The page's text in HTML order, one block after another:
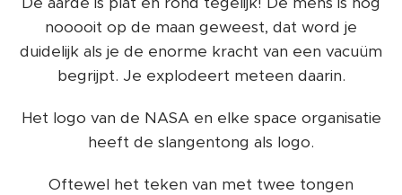
nooooit op de maan geweest, dat word je
duidelijk als je de enorme kracht van een vacuüm
begrijpt. Je explodeert meteen daarin.
Het logo van de NASA en elke space organisatie
heeft de slangentong als logo.
Oftewel het teken van met twee tongen